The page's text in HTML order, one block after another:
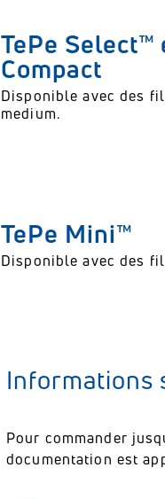
TePe Select™
Compact
Disponible avec des
medium.
TePe Mini™
Disponible avec des
Informations
Pour commander
documentation est